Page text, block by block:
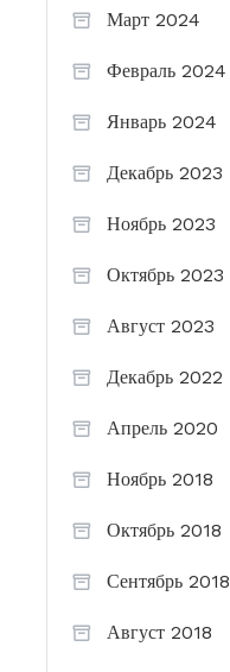
Март 2024
Февраль 2024
Январь 2024
Декабрь 2023
Ноябрь 2023
Октябрь 2023
Август 2023
Декабрь 2022
Апрель 2020
Ноябрь 2018
Октябрь 2018
Сентябрь 2018
Август 2018